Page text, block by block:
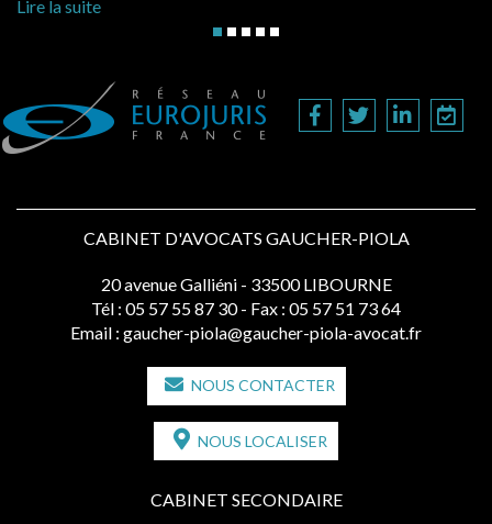
Lire la suite
CABINET D'AVOCATS GAUCHER-PIOLA
20 avenue Galliéni - 33500 LIBOURNE
Tél : 05 57 55 87 30 - Fax : 05 57 51 73 64
Email : gaucher-piola@gaucher-piola-avocat.fr
NOUS CONTACTER
NOUS LOCALISER
CABINET SECONDAIRE